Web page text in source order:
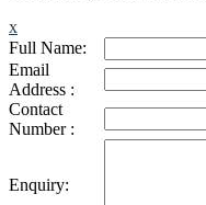
x
Full Name:
Email
Address :
Contact
Number :
Enquiry: